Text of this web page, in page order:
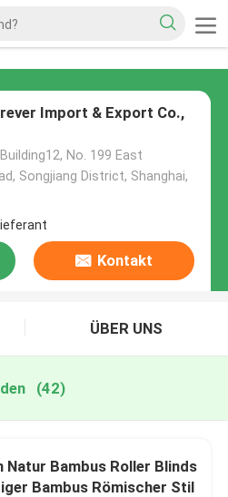
Import & Export Co.,
No. 199 East
Songjiang District, Shanghai,
Kontakt
ÜBER UNS
(42)
Natur Bambus Roller Blinds
Bambus Römischer Stil